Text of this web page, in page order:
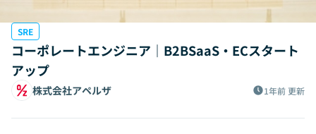
SRE
コーポレートエンジニア｜B2BSaaS・ECスタート
アップ
株式会社アペルザ 1年前 更新